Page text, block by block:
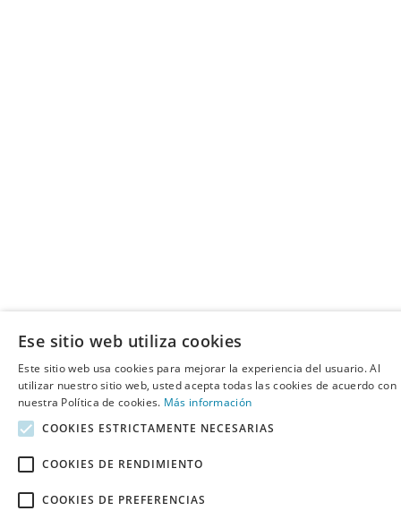
Ese sitio web utiliza cookies
Este sitio web usa cookies para mejorar la experiencia del usuario. Al
utilizar nuestro sitio web, usted acepta todas las cookies de acuerdo con
nuestra Política de cookies. Más información
COOKIES ESTRICTAMENTE NECESARIAS
COOKIES DE RENDIMIENTO
COOKIES DE PREFERENCIAS